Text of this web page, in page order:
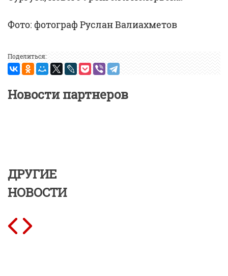
Фото: фотограф Руслан Валиахметов
Поделиться:
Новости партнеров
ДРУГИЕ
НОВОСТИ